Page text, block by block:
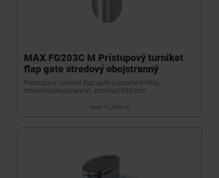
MAX FG203C M Prístupový turniket
flap gate stredový obojstranný
Prístupový turniket flap gate (výsuvné krídla),
stredový(obojstranný), prechod 550 mm
MAX FG203C M